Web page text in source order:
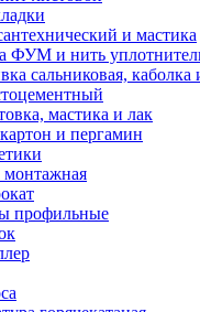
и мастика
ФУМ и нить
сальниковая,
мастика и лак
и пергамин
профильные